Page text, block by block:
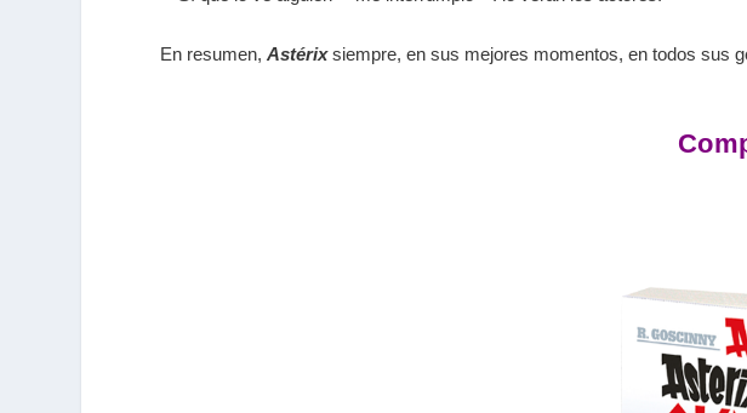
En resumen, Astérixsiempre, en sus mejores momentos, en todos sus